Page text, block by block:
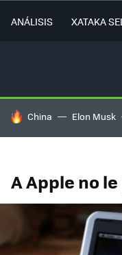
ANÁLISIS XATAKA
HOY SE HABLA DE
China Elon Musk
A Apple no